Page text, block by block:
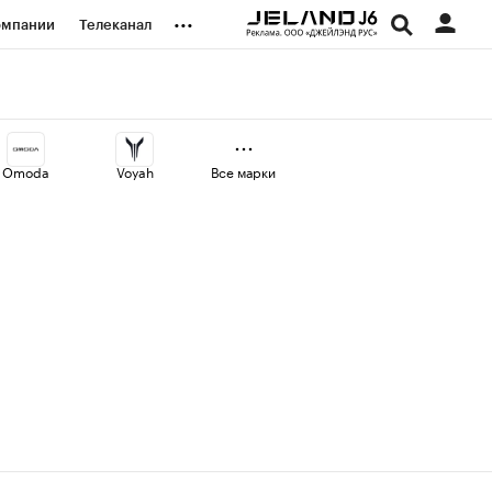
Телеканал ...
Omoda Voyah Все марки